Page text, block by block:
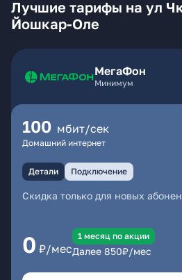
Лучшие тарифы на ул
Йошкар-Оле
МегаФон
Минимум
100 мбит/сек
Домашний интернет
Детали Подключение
Скидка только для новых
0 ₽/мес
1 месяц по акции
Далее 850₽/мес